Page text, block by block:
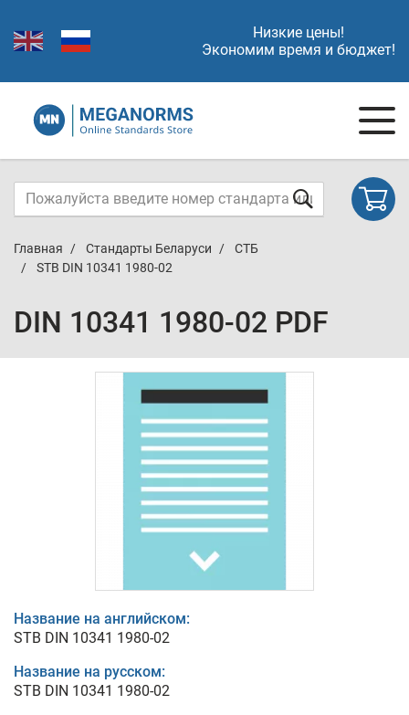
Низкие цены!
Экономим время и бюджет!
Главная Стандарты Беларуси
СТБ
STB DIN 10341 1980-02
DIN 10341 1980-02 PDF
Название на английском:
STB DIN 10341 1980-02
Название на русском:
STB DIN 10341 1980-02